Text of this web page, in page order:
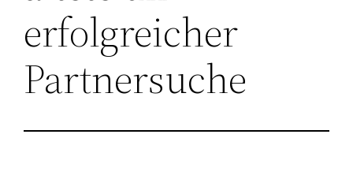
erfolgreicher
Partnersuche